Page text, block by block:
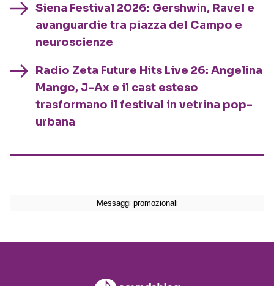
Siena Festival 2026: Gershwin, Ravel e
avanguardie tra piazza del Campo e
neuroscienze
Radio Zeta Future Hits Live 26: Angelina
Mango, J-Ax e il cast esteso
trasformano il festival in vetrina pop-
urbana